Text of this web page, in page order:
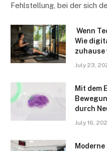
Fehlstellung, bei der sich
Wenn
Wie
zuhause
July 23,
Mit dem
durch
July 16,